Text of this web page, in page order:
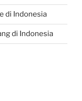
di Indonesia
di Indonesia